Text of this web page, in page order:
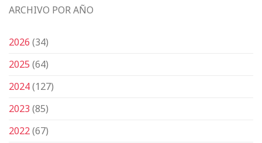
ARCHIVO POR AÑO
2026(34)
2025(64)
2024(127)
2023(85)
2022(67)